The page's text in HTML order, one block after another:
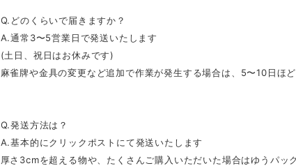
Q.どのくらいで届きますか？
A.通常3〜5営業日で発送いたします
(土日、祝日はお休みです)
麻雀牌や金具の変更など追加で作業が発生する場合は、5〜10日ほ
Q.発送方法は？
A.基本的にクリックポストにて発送いたします
厚さ3cmを超える物や、たくさんご購入いただいた場合はゆうパッ